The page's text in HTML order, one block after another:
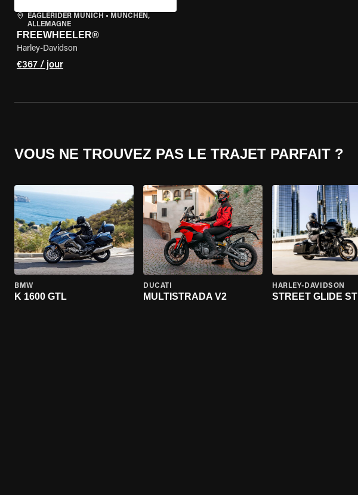
EAGLERIDER MUNICH • MÜNCHEN,
ALLEMAGNE
FREEWHEELER®
Harley-Davidson
€367 / jour
VOUS NE TROUVEZ PAS LE TRAJET PARFAIT ?
BMW
K 1600 GTL
DUCATI
MULTISTRADA V2
HARLEY-DAVIDSON
STREET GLIDE ST